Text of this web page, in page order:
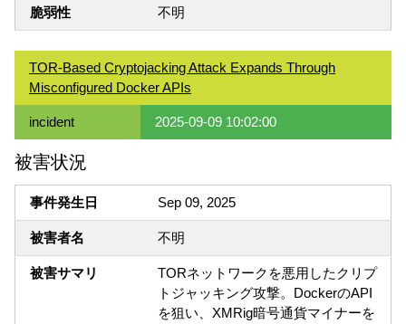
脆弱性 不明
TOR-Based Cryptojacking Attack Expands Through
Misconfigured Docker APIs
incident 2025-09-09 10:02:00
被害状況
事件発生日 Sep 09, 2025
被害者名 不明
被害サマリ
TORネットワークを悪用したクリプ
トジャッキング攻撃。DockerのAPI
を狙い、XMRig暗号通貨マイナーを